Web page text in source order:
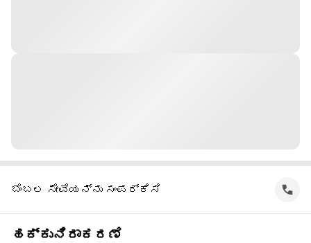
ಬೆಂಬಲ ಸೇವೆಯನ್ನು ಸಂಪರ್ಕಿಸಿ
ಹಕ್ಕುನಿರಾಕರಣೆ